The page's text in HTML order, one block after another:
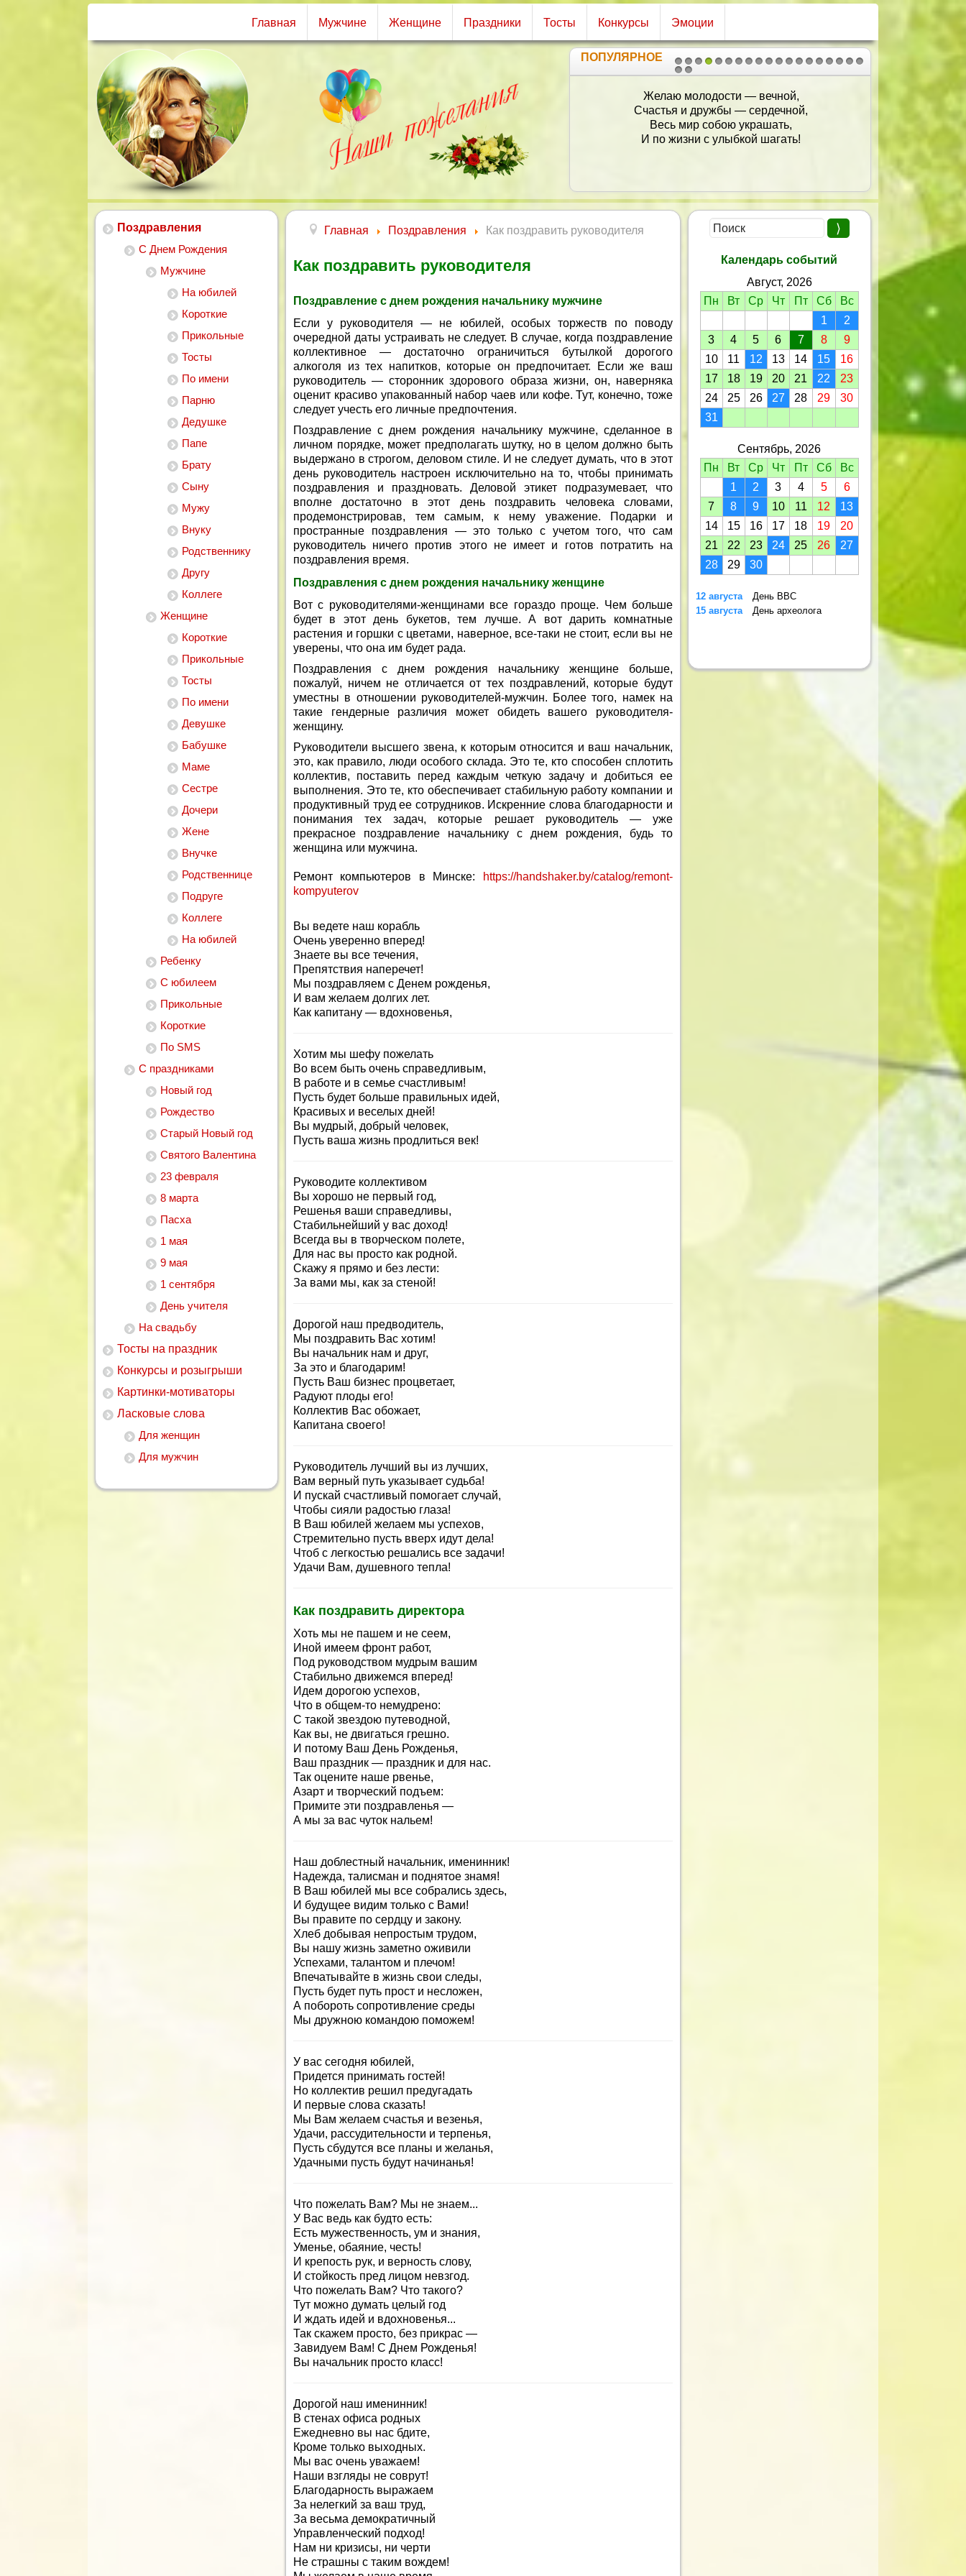
Главная Мужчине Женщине Праздники Тосты Конкурсы Эмоции
1 2
2021
ПОПУЛЯРНОЕ
Желаю молодости — вечной,
Счастья и дружбы — сердечной,
Весь мир собою украшать,
И по жизни с улыбкой шагать!
Поздравления
С Днем Рождения
Мужчине
На юбилей
Короткие
Прикольные
Тосты
По имени
Парню
Дедушке
Папе
Брату
Сыну
Мужу
Внуку
Родственнику
Другу
Коллеге
Женщине
Короткие
Прикольные
Тосты
По имени
Девушке
Бабушке
Маме
Сестре
Дочери
Жене
Внучке
Родственнице
Подруге
Коллеге
На юбилей
Ребенку
С юбилеем
Прикольные
Короткие
По SMS
С праздниками
Новый год
Рождество
Старый Новый год
Святого Валентина
23 февраля
8 марта
Пасха
1 мая
9 мая
1 сентября
День учителя
На свадьбу
Тосты на праздник
Конкурсы и розыгрыши
Картинки-мотиваторы
Ласковые слова
Для женщин
Для мужчин
Главная Поздравления Как поздравить руководителя
Как поздравить руководителя
Поздравление с днем рождения начальнику мужчине
Если у руководителя — не юбилей, особых торжеств по поводу
очередной даты устраивать не следует. В случае, когда поздравление
коллективное — достаточно ограничиться бутылкой дорогого
алкоголя из тех напитков, которые он предпочитает. Если же ваш
руководитель — сторонник здорового образа жизни, он, наверняка
оценит красиво упакованный набор чаев или кофе. Тут, конечно, тоже
следует учесть его личные предпочтения.
Поздравление с днем рождения начальнику мужчине, сделанное в
личном порядке, может предполагать шутку, но в целом должно быть
выдержано в строгом, деловом стиле. И не следует думать, что в этот
день руководитель настроен исключительно на то, чтобы принимать
поздравления и праздновать. Деловой этикет подразумевает, что
вполне достаточно в этот день поздравить человека словами,
продемонстрировав, тем самым, к нему уважение. Подарки и
пространные поздравления — это только с учетом того, что сам
руководитель ничего против этого не имеет и готов потратить на
поздравления время.
Поздравления с днем рождения начальнику женщине
Вот с руководителями-женщинами все гораздо проще. Чем больше
будет в этот день букетов, тем лучше. А вот дарить комнатные
растения и горшки с цветами, наверное, все-таки не стоит, если вы не
уверены, что она им будет рада.
Поздравления с днем рождения начальнику женщине больше,
пожалуй, ничем не отличается от тех поздравлений, которые будут
уместны в отношении руководителей-мужчин. Более того, намек на
такие гендерные различия может обидеть вашего руководителя-
женщину.
Руководители высшего звена, к которым относится и ваш начальник,
это, как правило, люди особого склада. Это те, кто способен сплотить
коллектив, поставить перед каждым четкую задачу и добиться ее
выполнения. Это те, кто обеспечивает стабильную работу компании и
продуктивный труд ее сотрудников. Искренние слова благодарности и
понимания тех задач, которые решает руководитель — уже
прекрасное поздравление начальнику с днем рождения, будь то
женщина или мужчина.
Ремонт компьютеров в Минске:
https://handshaker.by/catalog/remont-
kompyuterov
Вы ведете наш корабль
Очень уверенно вперед!
Знаете вы все течения,
Препятствия наперечет!
Мы поздравляем с Денем рожденья,
И вам желаем долгих лет.
Как капитану — вдохновенья,
Хотим мы шефу пожелать
Во всем быть очень справедливым,
В работе и в семье счастливым!
Пусть будет больше правильных идей,
Красивых и веселых дней!
Вы мудрый, добрый человек,
Пусть ваша жизнь продлиться век!
Руководите коллективом
Вы хорошо не первый год,
Решенья ваши справедливы,
Стабильнейший у вас доход!
Всегда вы в творческом полете,
Для нас вы просто как родной.
Скажу я прямо и без лести:
За вами мы, как за стеной!
Дорогой наш предводитель,
Мы поздравить Вас хотим!
Вы начальник нам и друг,
За это и благодарим!
Пусть Ваш бизнес процветает,
Радуют плоды его!
Коллектив Вас обожает,
Капитана своего!
Руководитель лучший вы из лучших,
Вам верный путь указывает судьба!
И пускай счастливый помогает случай,
Чтобы сияли радостью глаза!
В Ваш юбилей желаем мы успехов,
Стремительно пусть вверх идут дела!
Чтоб с легкостью решались все задачи!
Удачи Вам, душевного тепла!
Как поздравить директора
Хоть мы не пашем и не сеем,
Иной имеем фронт работ,
Под руководством мудрым вашим
Стабильно движемся вперед!
Идем дорогою успехов,
Что в общем-то немудрено:
С такой звездою путеводной,
Как вы, не двигаться грешно.
И потому Ваш День Рожденья,
Ваш праздник — праздник и для нас.
Так оцените наше рвенье,
Азарт и творческий подъем:
Примите эти поздравленья —
А мы за вас чуток нальем!
Наш доблестный начальник, именинник!
Надежда, талисман и поднятое знамя!
В Ваш юбилей мы все собрались здесь,
И будущее видим только с Вами!
Вы правите по сердцу и закону.
Хлеб добывая непростым трудом,
Вы нашу жизнь заметно оживили
Успехами, талантом и плечом!
Впечатывайте в жизнь свои следы,
Пусть будет путь прост и несложен,
А побороть сопротивление среды
Мы дружною командою поможем!
У вас сегодня юбилей,
Придется принимать гостей!
Но коллектив решил предугадать
И первые слова сказать!
Мы Вам желаем счастья и везенья,
Удачи, рассудительности и терпенья,
Пусть сбудутся все планы и желанья,
Удачными пусть будут начинанья!
Что пожелать Вам? Мы не знаем...
У Вас ведь как будто есть:
Есть мужественность, ум и знания,
Уменье, обаяние, честь!
И крепость рук, и верность слову,
И стойкость пред лицом невзгод.
Что пожелать Вам? Что такого?
Тут можно думать целый год
И ждать идей и вдохновенья...
Так скажем просто, без прикрас —
Завидуем Вам! С Днем Рожденья!
Вы начальник просто класс!
Дорогой наш именинник!
В стенах офиса родных
Ежедневно вы нас бдите,
Кроме только выходных.
Мы вас очень уважаем!
Наши взгляды не соврут!
Благодарность выражаем
За нелегкий за ваш труд,
За весьма демократичный
Управленческий подход!
Нам ни кризисы, ни черти
Не страшны с таким вождем!
Календарь событий
Август, 2026
Пн
Вт Ср Чт Пт Сб
Вс
1
2
3
4 5 6 7 8
9
10
11 12 13 14 15
16
17
18 19 20 21 22
23
24
25 26 27 28 29
30
31
Сентябрь, 2026
Пн
Вт Ср Чт Пт Сб
Вс
1
2 3 4 5
6
7
8 9 10 11 12
13
14
15 16 17 18 19
20
21
22 23 24 25 26
27
28
29 30
12 августа
День ВВС
15 августа
День археолога